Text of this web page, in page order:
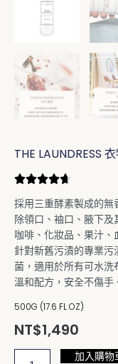
THE LAUNDRESS
採用三重酵素製成的
除領口、袖口、腋下及
咖啡、化妝品、果汁、
針對新舊污漬的專業
菌，適用於所有可水
溫和配方，安全不傷手
500G (17.6 FL OZ)
NT$1,490
加入購物